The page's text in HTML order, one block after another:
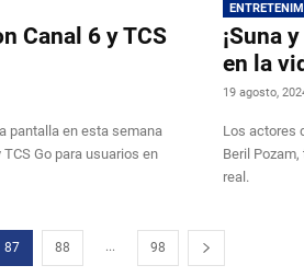
Canal 6 y TCS
pantalla en esta semana
Go para usuarios en
¡Suna
en la
19 agosto,
Los actores
Beril
real.
87 88 ... 98